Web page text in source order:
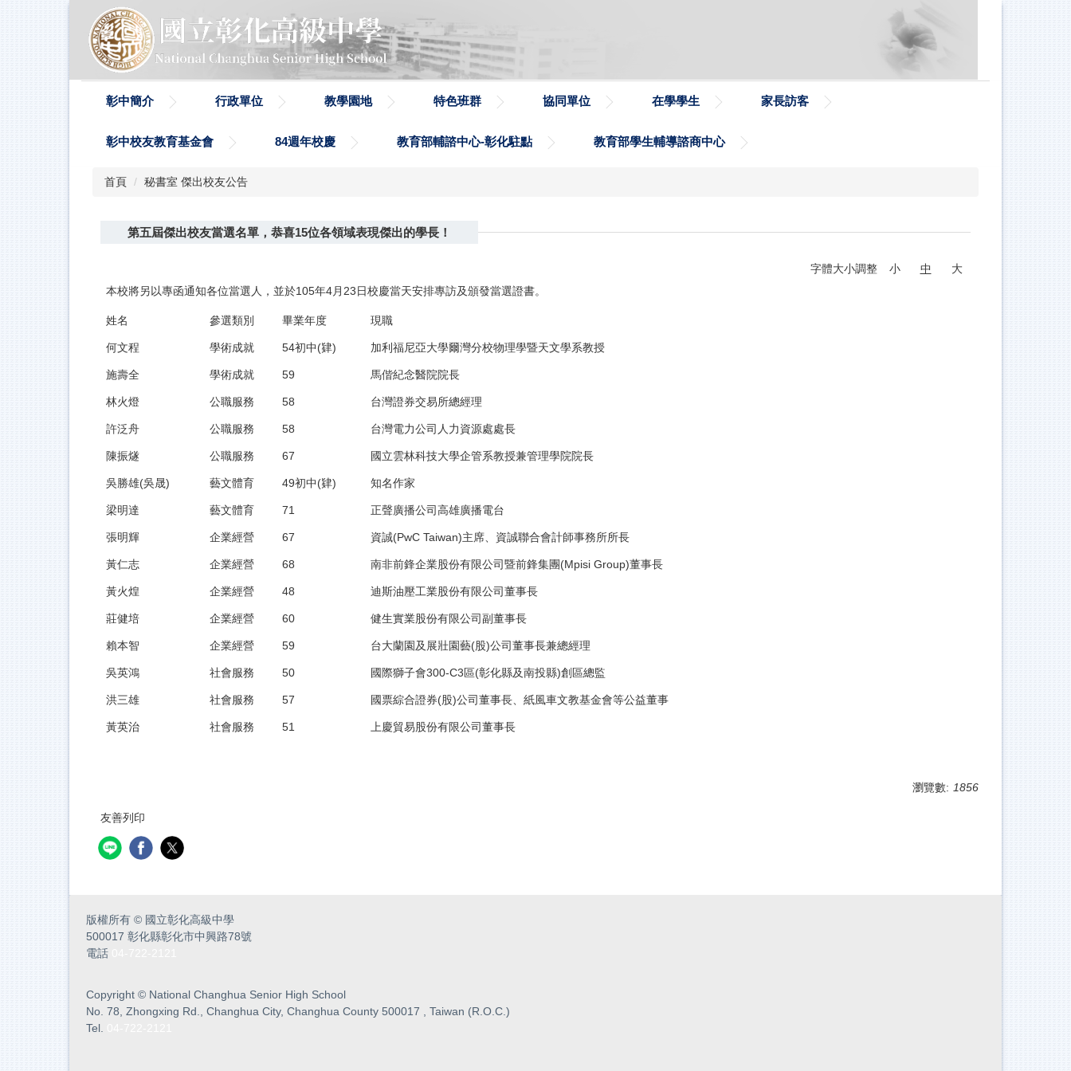
彰中簡介 行政單位 教學園地 特色班群 協同單位 在學學生 家長訪客
彰中校友教育基金會 84週年校慶 教育部輔諮中心-彰化駐點 教育部學生輔導諮商中心
首頁 秘書室 傑出校友公告
第五屆傑出校友當選名單，恭喜15位各領域表現傑出的學長！
字體大小調整 小 中
大
本校將另以專函通知各位當選人，並於105年4月23日校慶當天安排專訪及頒發當選證書。
姓名 參選類別 畢業年度 現職
何文程 學術成就 54初中(肄) 加利福尼亞大學爾灣分校物理學暨天文學系教授
施壽全 學術成就 59 馬偕紀念醫院院長
林火燈 公職服務 58 台灣證券交易所總經理
許泛舟 公職服務 58 台灣電力公司人力資源處處長
陳振燧 公職服務 67 國立雲林科技大學企管系教授兼管理學院院長
吳勝雄(吳晟) 藝文體育 49初中(肄) 知名作家
梁明達 藝文體育 71 正聲廣播公司高雄廣播電台
張明輝 企業經營 67 資誠(PwC Taiwan)主席、資誠聯合會計師事務所所長
黃仁志 企業經營 68 南非前鋒企業股份有限公司暨前鋒集團(Mpisi Group)董事長
黃火煌 企業經營 48 迪斯油壓工業股份有限公司董事長
莊健培 企業經營 60 健生實業股份有限公司副董事長
賴本智 企業經營 59 台大蘭園及展壯園藝(股)公司董事長兼總經理
吳英鴻 社會服務 50 國際獅子會300-C3區(彰化縣及南投縣)創區總監
洪三雄 社會服務 57 國票綜合證券(股)公司董事長、紙風車文教基金會等公益董事
黃英治 社會服務 51 上慶貿易股份有限公司董事長
瀏覽數: 1856
友善列印
版權所有 © 國立彰化高級中學
500017 彰化縣彰化市中興路78號
電話
Copyright © National Changhua Senior High School
No. 78, Zhongxing Rd., Changhua City, Changhua County 500017 , Taiwan (R.O.C.)
Tel.